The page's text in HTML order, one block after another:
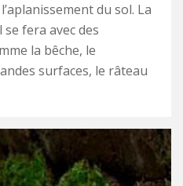
du sol. La
fera avec des
la bêche, le
surfaces, le râteau